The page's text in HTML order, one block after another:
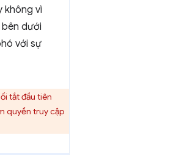
không vì
dưới
với sự
tắt đầu tiên
quyền truy cập